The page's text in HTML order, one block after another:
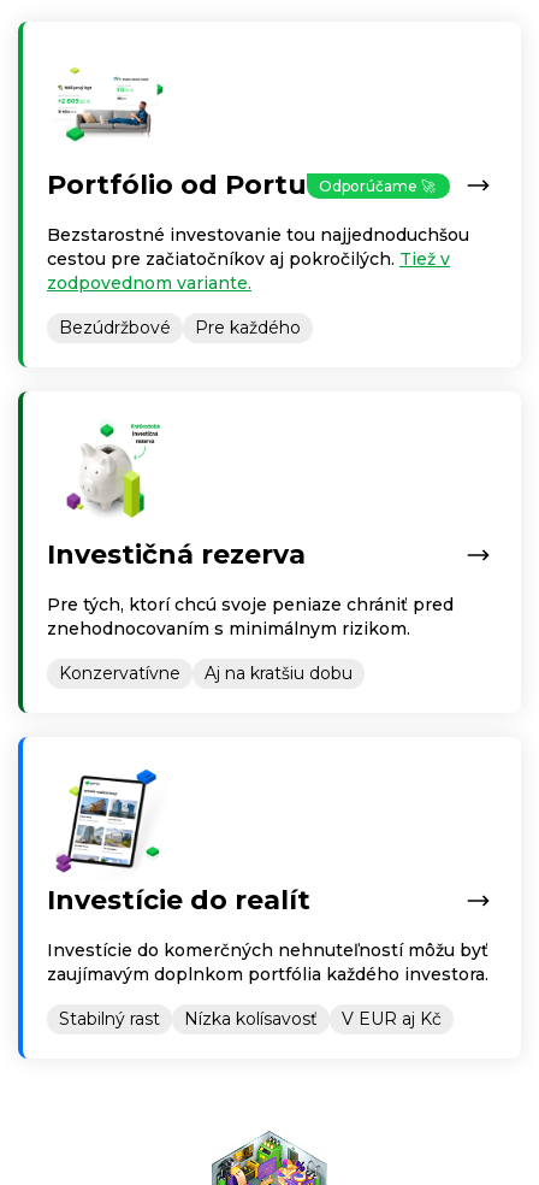
Portfólio od Portu Odporúčame 🚀
Bezstarostné investovanie tou najjednoduchšou
cestou pre začiatočníkov aj pokročilých. Tiež v
zodpovednom variante.
Bezúdržbové Pre každého
Investičná rezerva
Pre tých, ktorí chcú svoje peniaze chrániť pred
znehodnocovaním s minimálnym rizikom.
Konzervatívne Aj na kratšiu dobu
Investície do realít
Investície do komerčných nehnuteľností môžu byť
zaujímavým doplnkom portfólia každého investora.
Stabilný rast Nízka kolísavosť V EUR aj Kč